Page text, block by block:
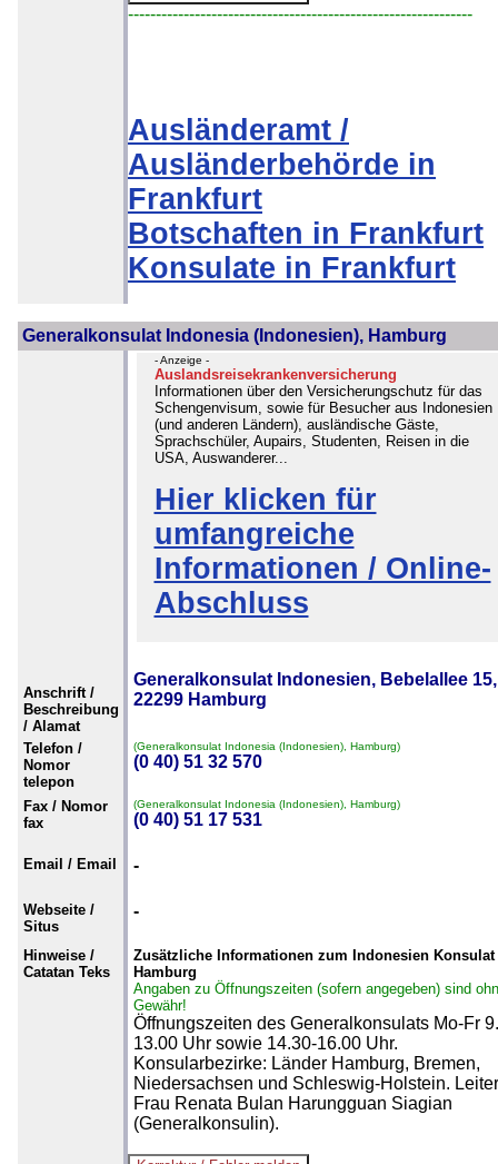
--------------------------------------------------------------
Ausländeramt /
Ausländerbehörde in
Frankfurt
Botschaften in Frankfurt
Konsulate in Frankfurt
Generalkonsulat Indonesia (Indonesien), Hamburg
- Anzeige -
Auslandsreisekrankenversicherung
Informationen über den Versicherungschutz für das
Schengenvisum, sowie für Besucher aus Indonesien
(und anderen Ländern), ausländische Gäste,
Sprachschüler, Aupairs, Studenten, Reisen in die
USA, Auswanderer...
Hier klicken für
umfangreiche
Informationen / Online-
Abschluss
Anschrift /
Beschreibung
/ Alamat
Generalkonsulat Indonesien, Bebelallee 15,
22299 Hamburg
Telefon /
Nomor
telepon
(Generalkonsulat Indonesia (Indonesien), Hamburg)
(0 40) 51 32 570
Fax / Nomor
fax
(Generalkonsulat Indonesia (Indonesien), Hamburg)
(0 40) 51 17 531
Email / Email -
Webseite /
Situs
-
Hinweise /
Catatan Teks
Zusätzliche Informationen zum Indonesien
Hamburg
Angaben zu Öffnungszeiten (sofern angegeben) sind
Gewähr!
Öffnungszeiten des Generalkonsulats Mo-Fr
13.00 Uhr sowie 14.30-16.00 Uhr.
Konsularbezirke: Länder Hamburg, Bremen,
Niedersachsen und Schleswig-Holstein.
Frau Renata Bulan Harungguan Siagian
(Generalkonsulin).